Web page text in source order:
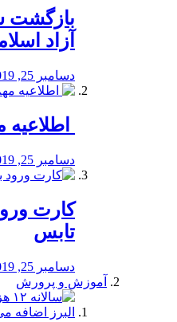
بازگشت
آزاد
دسامبر 25, 2019
اطلاعیه
دسامبر 25, 2019
کارت
تابس
دسامبر 25, 2019
آموزش و پرورش